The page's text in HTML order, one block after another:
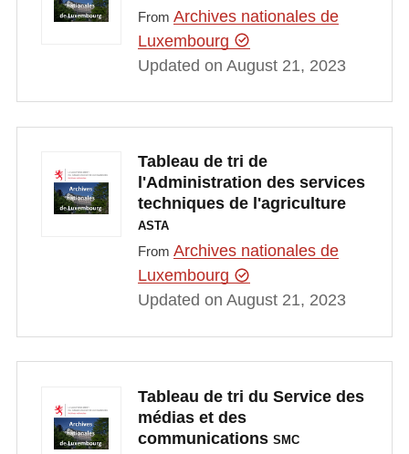
From Archives nationales de
Luxembourg
Updated on August 21, 2023
Tableau de tri de
l'Administration des services
techniques de l'agriculture
ASTA
From Archives nationales de
Luxembourg
Updated on August 21, 2023
Tableau de tri du Service des
médias et des
communications SMC